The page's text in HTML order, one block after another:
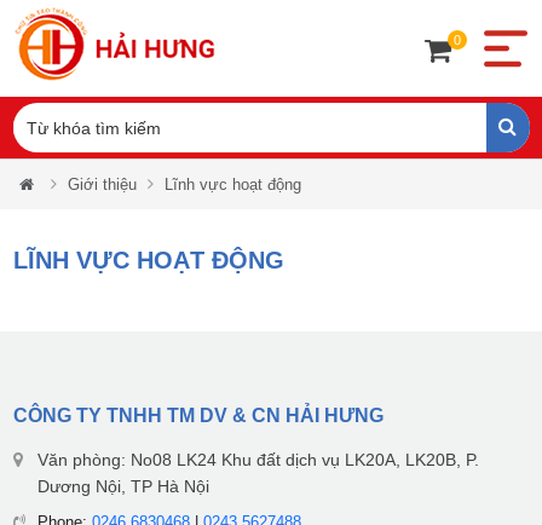
0
Giới thiệu Lĩnh vực hoạt động
LĨNH VỰC HOẠT ĐỘNG
CÔNG TY TNHH TM DV & CN HẢI HƯNG
Văn phòng: No08 LK24 Khu đất dịch vụ LK20A, LK20B, P.
Dương Nội, TP Hà Nội